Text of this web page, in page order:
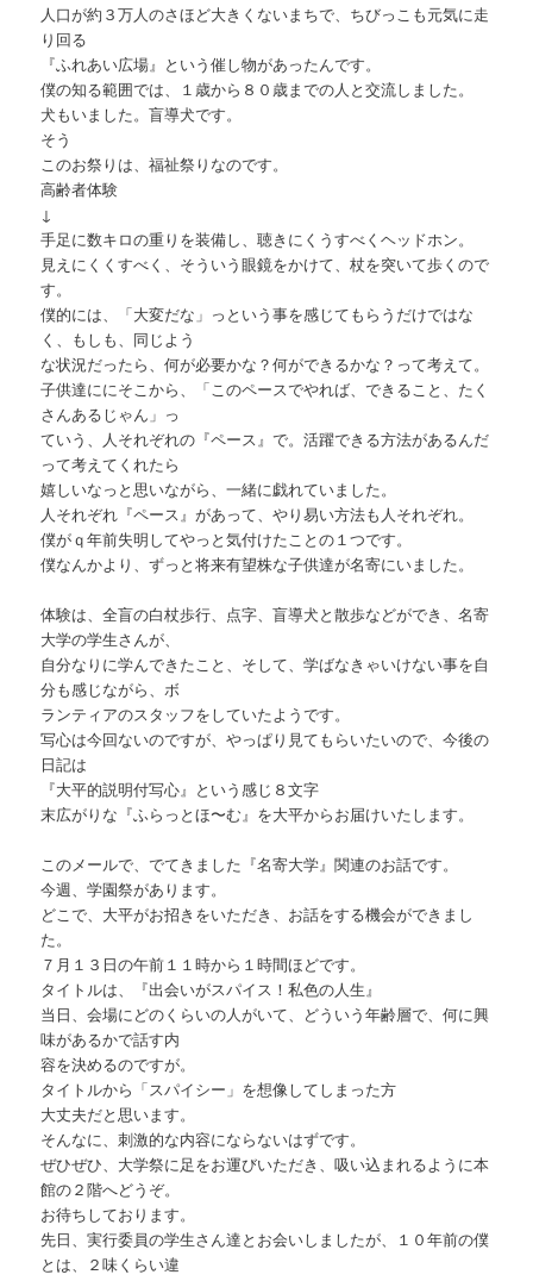
人口が約３万人のさほど大きくないまちで、ちびっこも元気に走
り回る
『ふれあい広場』という催し物があったんです。
僕の知る範囲では、１歳から８０歳までの人と交流しました。
犬もいました。盲導犬です。
そう
このお祭りは、福祉祭りなのです。
高齢者体験
↓
手足に数キロの重りを装備し、聴きにくうすべくヘッドホン。
見えにくくすべく、そういう眼鏡をかけて、杖を突いて歩くので
す。
僕的には、「大変だな」っという事を感じてもらうだけではな
く、もしも、同じよう
な状況だったら、何が必要かな？何ができるかな？って考えて。
子供達ににそこから、「このペースでやれば、できること、たく
さんあるじゃん」っ
ていう、人それぞれの『ペース』で。活躍できる方法があるんだ
って考えてくれたら
嬉しいなっと思いながら、一緒に戯れていました。
人それぞれ『ペース』があって、やり易い方法も人それぞれ。
僕がｑ年前失明してやっと気付けたことの１つです。
僕なんかより、ずっと将来有望株な子供達が名寄にいました。
体験は、全盲の白杖歩行、点字、盲導犬と散歩などができ、名寄
大学の学生さんが、
自分なりに学んできたこと、そして、学ばなきゃいけない事を自
分も感じながら、ボ
ランティアのスタッフをしていたようです。
写心は今回ないのですが、やっぱり見てもらいたいので、今後の
日記は
『大平的説明付写心』という感じ８文字
末広がりな『ふらっとほ〜む』を大平からお届けいたします。
このメールで、でてきました『名寄大学』関連のお話です。
今週、学園祭があります。
どこで、大平がお招きをいただき、お話をする機会ができまし
た。
７月１３日の午前１１時から１時間ほどです。
タイトルは、『出会いがスパイス！私色の人生』
当日、会場にどのくらいの人がいて、どういう年齢層で、何に興
味があるかで話す内
容を決めるのですが。
タイトルから「スパイシー」を想像してしまった方
大丈夫だと思います。
そんなに、刺激的な内容にならないはずです。
ぜひぜひ、大学祭に足をお運びいただき、吸い込まれるように本
館の２階へどうぞ。
お待ちしております。
先日、実行委員の学生さん達とお会いしましたが、１０年前の僕
とは、２味くらい違